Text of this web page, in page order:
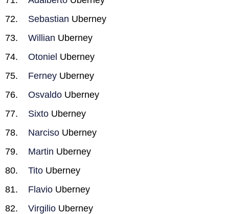
Sebastian Uberney
Willian Uberney
Otoniel Uberney
Ferney Uberney
Osvaldo Uberney
Sixto Uberney
Narciso Uberney
Martin Uberney
Tito Uberney
Flavio Uberney
Virgilio Uberney